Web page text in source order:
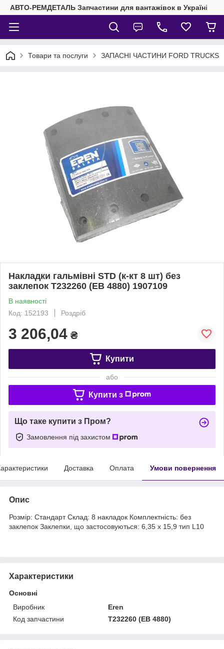
АВТО-РЕМДЕТАЛЬ Запчастини для вантажівок в Україні
Товари та послуги ЗАПАСНІ ЧАСТИНИ FORD TRUCKS
Накладки гальмівні STD (к-кт 8 шт) без
заклепок T232260 (EB 4880) 1907109
В наявності
Код: 152193
Роздріб
3 206,04 ₴
Купити
або
Купити з
Що таке купити з Пром?
Замовлення під захистом
Доставка Оплата Умови повернення
Опис
Розмір: Стандарт Склад: 8 накладок Комплектність: без
заклепок Заклепки, що застосовуються: 6,35 x 15,9 тип L10
Характеристики
Основні
Виробник
Eren
Код запчастини
T232260 (EB 4880)